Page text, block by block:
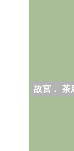
故宮． 茶